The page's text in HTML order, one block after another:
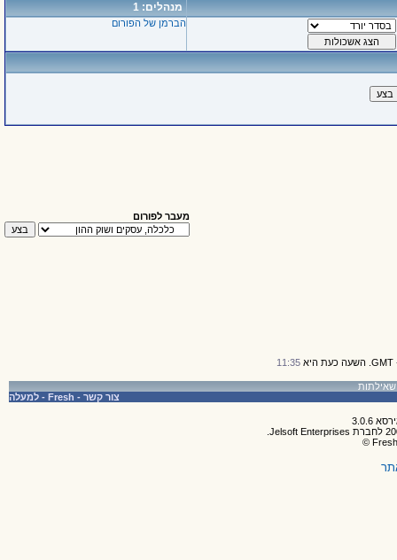
מנהלים: 1
הברמן של הפורום
מעבר לפורום
11:35
צור קשר -
Fresh
- למעלה